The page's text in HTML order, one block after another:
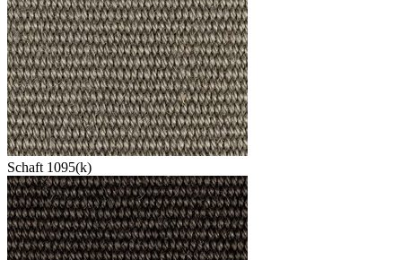
Schaft 1095(k)